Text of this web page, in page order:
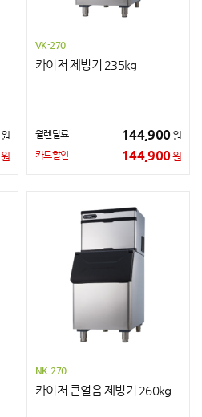
원
원
VK-270
카이저 제빙기 235kg
월렌탈료 144,900원
카드할인 144,900원
NK-270
카이저 큰얼음 제빙기 260kg